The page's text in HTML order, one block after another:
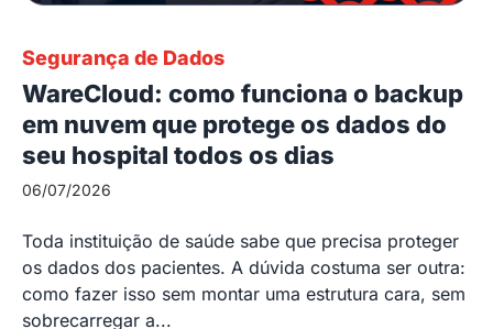
Segurança de Dados
WareCloud: como funciona o backup
em nuvem que protege os dados do
seu hospital todos os dias
06/07/2026
Toda instituição de saúde sabe que precisa proteger
os dados dos pacientes. A dúvida costuma ser outra:
como fazer isso sem montar uma estrutura cara, sem
sobrecarregar a...